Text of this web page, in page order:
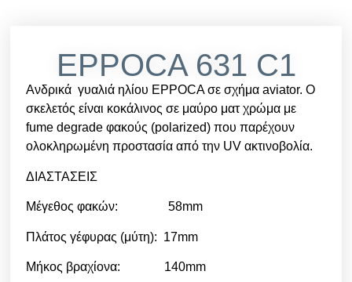
EPPOCA 631 C1
Ανδρικά γυαλιά ηλίου EPPOCA σε σχήμα aviator. Ο
σκελετός είναι κοκάλινος σε μαύρο ματ χρώμα με
fume degrade φακούς (polarized) που παρέχουν
ολοκληρωμένη προστασία από την UV ακτινοβολία.
ΔΙΑΣΤΑΣΕΙΣ
Μέγεθος φακών: 58mm
Πλάτος γέφυρας (μύτη): 17mm
Μήκος βραχίονα: 140mm